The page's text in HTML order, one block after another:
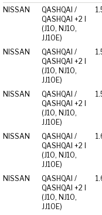
NISSAN
QASHQAI /
QASHQAI +2 I
(J10, NJ10,
JJ10E)
NISSAN
QASHQAI /
QASHQAI +2 I
(J10, NJ10,
JJ10E)
NISSAN
QASHQAI /
QASHQAI +2 I
(J10, NJ10,
JJ10E)
NISSAN
QASHQAI /
QASHQAI +2 I
(J10, NJ10,
JJ10E)
NISSAN
QASHQAI /
QASHQAI +2 I
(J10, NJ10,
JJ10E)